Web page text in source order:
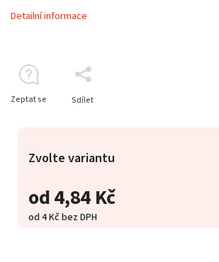
od4,84 Kč
od4 Kčbez DPH
Zvolte variantu
Detailní informace
Zeptat se Sdílet